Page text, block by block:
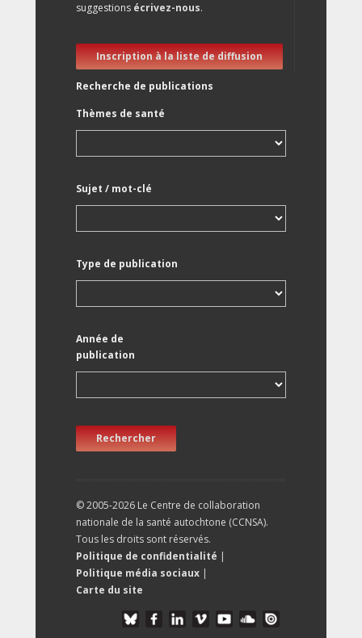
suggestions écrivez-nous.
Inscription à la liste de diffusion
Recherche de publications
Thèmes de santé
Sujet / mot-clé
Type de publication
Année de
publication
Rechercher
© 2005-2026 Le Centre de collaboration
nationale de la santé autochtone (CCNSA).
Tous les droits sont réservés.
Politique de confidentialité |
Politique média sociaux |
Carte du site